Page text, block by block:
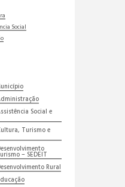
Social
Social e
Turismo e
– SEDEIT
Rural